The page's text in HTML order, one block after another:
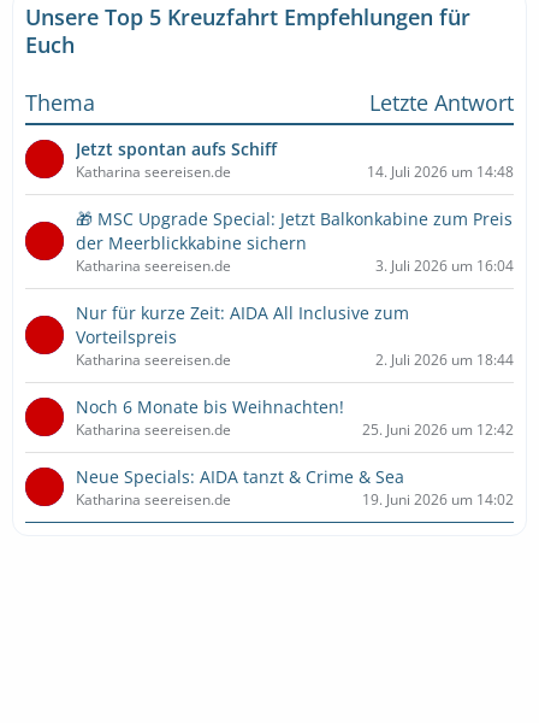
Unsere Top 5 Kreuzfahrt Empfehlungen für
Euch
Thema
Letzte Antwort
Jetzt spontan aufs Schiff
Katharina seereisen.de 14. Juli 2026 um 14:48
🎁 MSC Upgrade Special: Jetzt Balkonkabine zum Preis
der Meerblickkabine sichern
Katharina seereisen.de 3. Juli 2026 um 16:04
Nur für kurze Zeit: AIDA All Inclusive zum
Vorteilspreis
Katharina seereisen.de 2. Juli 2026 um 18:44
Noch 6 Monate bis Weihnachten!
Katharina seereisen.de 25. Juni 2026 um 12:42
Neue Specials: AIDA tanzt & Crime & Sea
Katharina seereisen.de 19. Juni 2026 um 14:02